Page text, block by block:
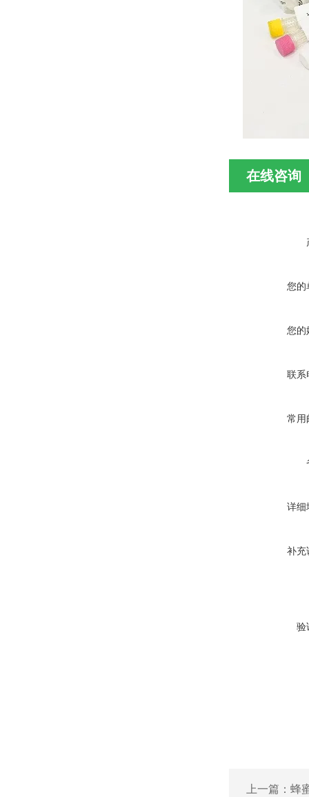
在线咨询
您的
您的
联系
常用
详细
补充
验
上一篇： 蜂